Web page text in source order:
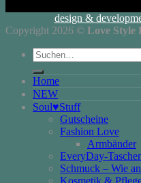
design &
Copyright 2026 © Love Style
Suchen
nach:
Home
NEW
Soul♥Stuff
Gutscheine
Fashion Love
Armbänder
EveryDay-
Schmuck – Wie